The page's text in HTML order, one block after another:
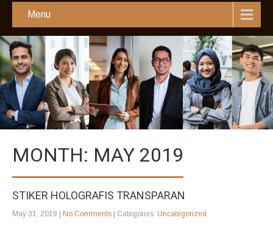
Menu
MONTH: MAY 2019
STIKER HOLOGRAFIS TRANSPARAN
May 31, 2019 | No Comments | Categories: Uncategorized